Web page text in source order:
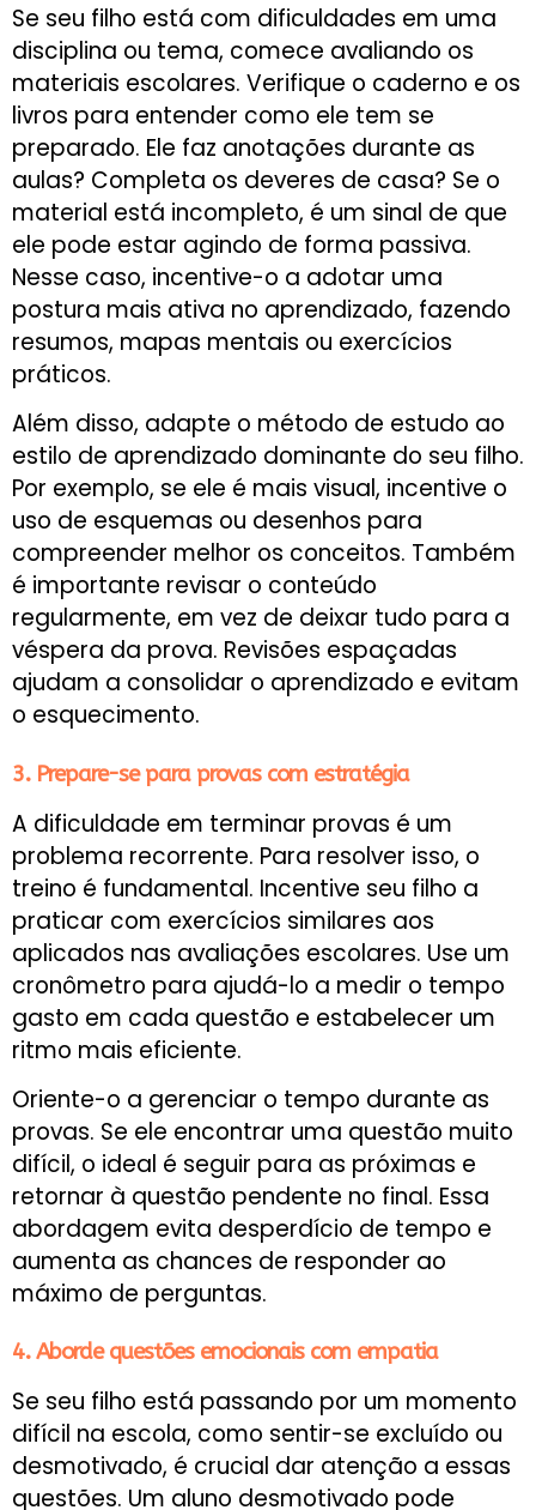
Se seu filho está com dificuldades em uma
disciplina ou tema, comece avaliando os
materiais escolares. Verifique o caderno e os
livros para entender como ele tem se
preparado. Ele faz anotações durante as
aulas? Completa os deveres de casa? Se o
material está incompleto, é um sinal de que
ele pode estar agindo de forma passiva.
Nesse caso, incentive-o a adotar uma
postura mais ativa no aprendizado, fazendo
resumos, mapas mentais ou exercícios
práticos.
Além disso, adapte o método de estudo ao
estilo de aprendizado dominante do seu filho.
Por exemplo, se ele é mais visual, incentive o
uso de esquemas ou desenhos para
compreender melhor os conceitos. Também
é importante revisar o conteúdo
regularmente, em vez de deixar tudo para a
véspera da prova. Revisões espaçadas
ajudam a consolidar o aprendizado e evitam
o esquecimento.
3. Prepare-se para provas com estratégia
A dificuldade em terminar provas é um
problema recorrente. Para resolver isso, o
treino é fundamental. Incentive seu filho a
praticar com exercícios similares aos
aplicados nas avaliações escolares. Use um
cronômetro para ajudá-lo a medir o tempo
gasto em cada questão e estabelecer um
ritmo mais eficiente.
Oriente-o a gerenciar o tempo durante as
provas. Se ele encontrar uma questão muito
difícil, o ideal é seguir para as próximas e
retornar à questão pendente no final. Essa
abordagem evita desperdício de tempo e
aumenta as chances de responder ao
máximo de perguntas.
4. Aborde questões emocionais com empatia
Se seu filho está passando por um momento
difícil na escola, como sentir-se excluído ou
desmotivado, é crucial dar atenção a essas
questões. Um aluno desmotivado pode